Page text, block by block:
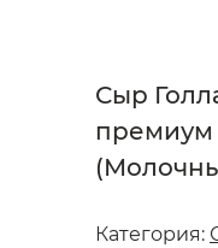
Сыр
Категория: